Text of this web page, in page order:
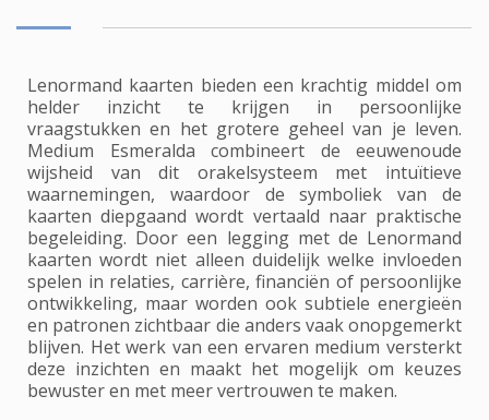
Lenormand kaarten bieden een krachtig middel om
helder inzicht te krijgen in persoonlijke
vraagstukken en het grotere geheel van je leven.
Medium Esmeralda combineert de eeuwenoude
wijsheid van dit orakelsysteem met intuïtieve
waarnemingen, waardoor de symboliek van de
kaarten diepgaand wordt vertaald naar praktische
begeleiding. Door een legging met de Lenormand
kaarten wordt niet alleen duidelijk welke invloeden
spelen in relaties, carrière, financiën of persoonlijke
ontwikkeling, maar worden ook subtiele energieën
en patronen zichtbaar die anders vaak onopgemerkt
blijven. Het werk van een ervaren medium versterkt
deze inzichten en maakt het mogelijk om keuzes
bewuster en met meer vertrouwen te maken.